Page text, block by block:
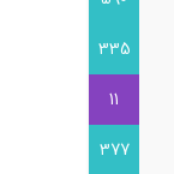
335
11
377